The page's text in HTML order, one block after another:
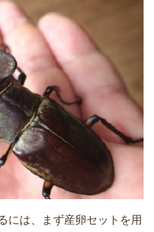
には、まず産卵セットを用